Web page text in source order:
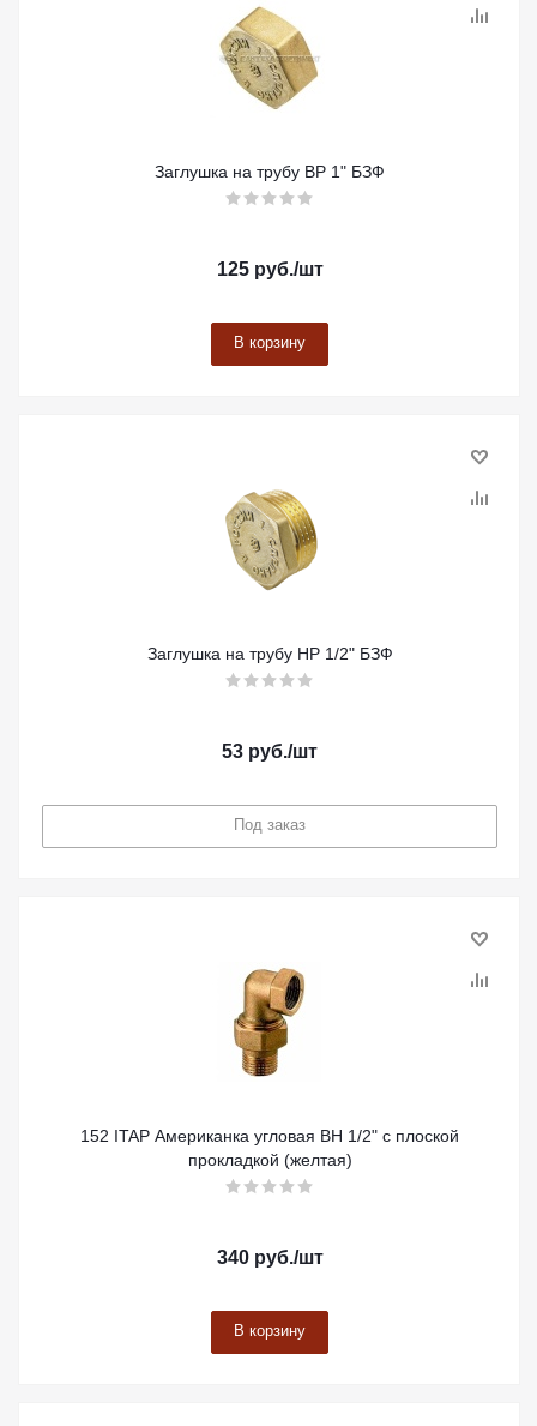
Заглушка на трубу ВР 1" БЗФ
125руб./шт
В корзину
Заглушка на трубу НР 1/2" БЗФ
53 руб./шт
Под заказ
152 ITAP Американка угловая ВН 1/2" с плоской
прокладкой (желтая)
340руб./шт
В корзину